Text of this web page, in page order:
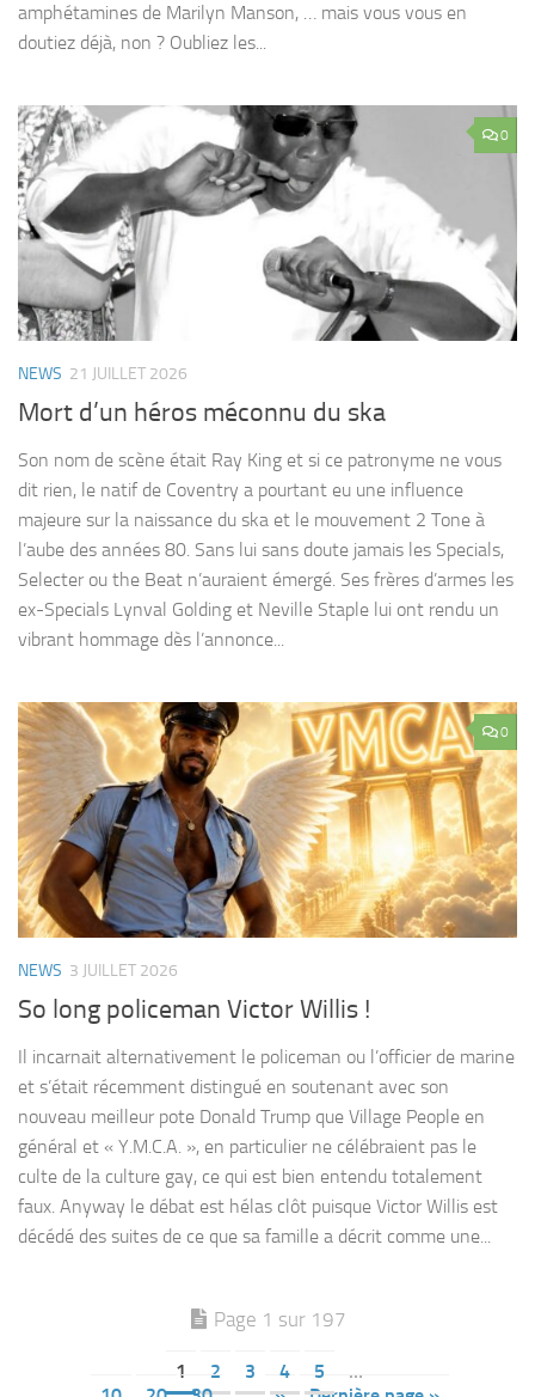
amphétamines de Marilyn Manson, … mais vous vous en
doutiez déjà, non ? Oubliez les...
0
NEWS 21 JUILLET 2026
Mort d’un héros méconnu du ska
Son nom de scène était Ray King et si ce patronyme ne vous
dit rien, le natif de Coventry a pourtant eu une influence
majeure sur la naissance du ska et le mouvement 2 Tone à
l’aube des années 80. Sans lui sans doute jamais les Specials,
Selecter ou the Beat n’auraient émergé. Ses frères d’armes les
ex-Specials Lynval Golding et Neville Staple lui ont rendu un
vibrant hommage dès l’annonce...
0
NEWS 3 JUILLET 2026
So long policeman Victor Willis !
Il incarnait alternativement le policeman ou l’officier de marine
et s’était récemment distingué en soutenant avec son
nouveau meilleur pote Donald Trump que Village People en
général et « Y.M.C.A. », en particulier ne célébraient pas le
culte de la culture gay, ce qui est bien entendu totalement
faux. Anyway le débat est hélas clôt puisque Victor Willis est
décédé des suites de ce que sa famille a décrit comme une...
Page 1 sur 197
1 2 3 4 5
…